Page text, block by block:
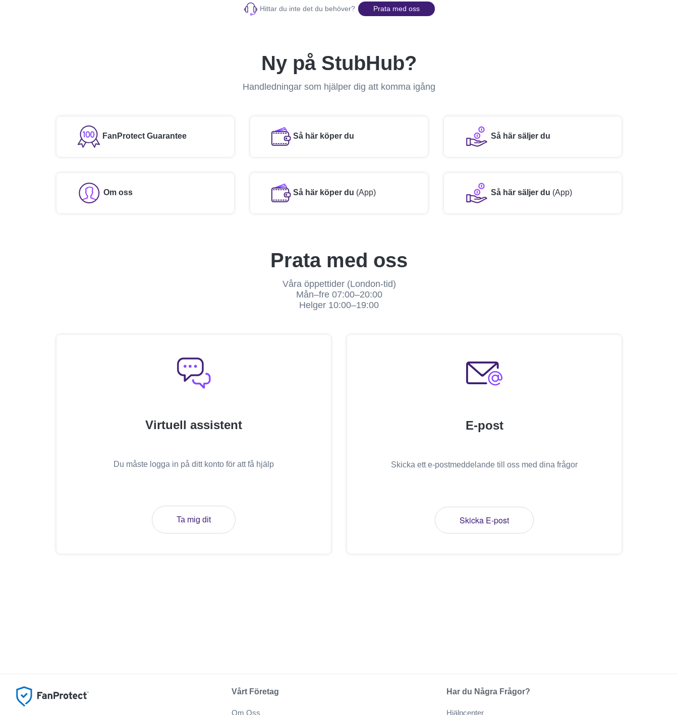
Hittar du inte det du behöver? Prata med oss
Ny på StubHub?
Handledningar som hjälper dig att komma igång
FanProtect Guarantee Så här köper du Så här säljer du
Om oss Så här köper du (App) Så här säljer du (App)
Prata med oss
Våra öppettider (London-tid)
Mån–fre 07:00–20:00
Helger 10:00–19:00
Virtuell assistent
Du måste logga in på ditt konto för att få hjälp
Ta mig dit
E-post
Skicka ett e-postmeddelande till oss med dina frågor
Skicka E-post
Vårt Företag
Om Oss
Har du Några Frågor?
Hjälpcenter